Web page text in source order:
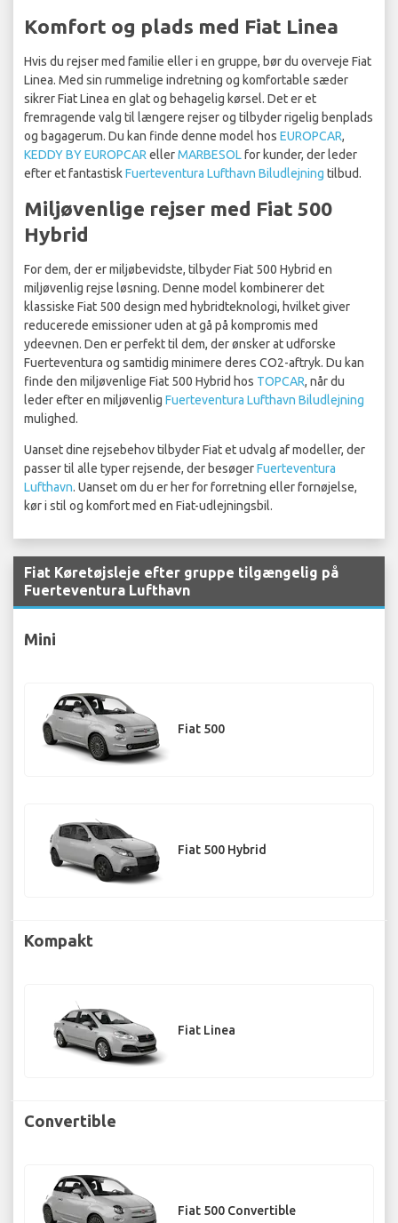
Komfort og plads med Fiat Linea
Hvis du rejser med familie eller i en gruppe, bør du overveje Fiat
Linea. Med sin rummelige indretning og komfortable sæder
sikrer Fiat Linea en glat og behagelig kørsel. Det er et
fremragende valg til længere rejser og tilbyder rigelig benplads
og bagagerum. Du kan finde denne model hos EUROPCAR,
KEDDY BY EUROPCAR ellerMARBESOLfor kunder, der leder
efter et fantastiskFuerteventura Lufthavn Biludlejning tilbud.
Miljøvenlige rejser med Fiat 500
Hybrid
For dem, der er miljøbevidste, tilbyder Fiat 500 Hybrid en
miljøvenlig rejse løsning. Denne model kombinerer det
klassiske Fiat 500 design med hybridteknologi, hvilket giver
reducerede emissioner uden at gå på kompromis med
ydeevnen. Den er perfekt til dem, der ønsker at udforske
Fuerteventura og samtidig minimere deres CO2-aftryk. Du kan
finde den miljøvenlige Fiat 500 Hybrid hos TOPCAR, når du
leder efter en miljøvenlig Fuerteventura Lufthavn Biludlejning
mulighed.
Uanset dine rejsebehov tilbyder Fiat et udvalg af modeller, der
passer til alle typer rejsende, der besøgerFuerteventura
Lufthavn. Uanset om du er her for forretning eller fornøjelse,
kør i stil og komfort med en Fiat-udlejningsbil.
Fiat Køretøjsleje efter gruppe tilgængelig på
Fuerteventura Lufthavn
Mini
Fiat 500
Fiat 500 Hybrid
Kompakt
Fiat Linea
Convertible
Fiat 500 Convertible